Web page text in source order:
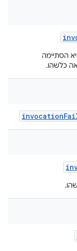
הסתיימה
כלשהו.
invocation